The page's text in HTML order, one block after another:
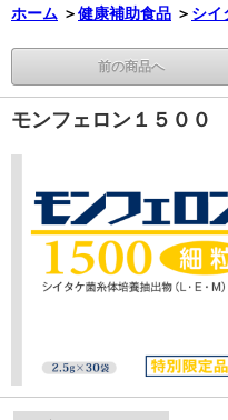
ホーム ＞健康補助食品 ＞ シイ
前の商品へ
モンフェロン１５００